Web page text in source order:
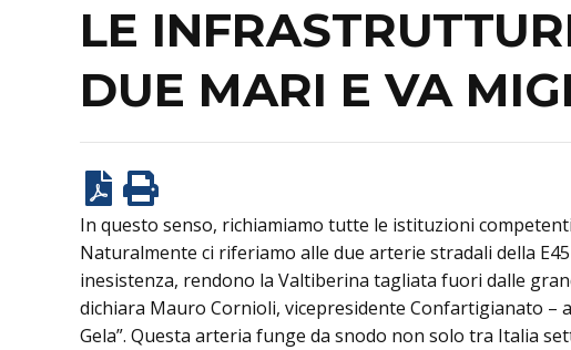
LE
DUE MARI E VA
In questo senso, richiamiamo tutte le istituzioni
Naturalmente ci riferiamo alle due arterie stradali della
inesistenza, rendono la Valtiberina tagliata fuori dalle
dichiara Mauro Cornioli, vicepresidente Confartigianato –
Gela”. Questa arteria funge da snodo non solo tra Italia